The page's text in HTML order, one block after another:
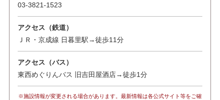
03-3821-1523
アクセス（鉄道）
ＪＲ・京成線 日暮里駅→徒歩11分
アクセス（バス）
東西めぐりんバス 旧吉田屋酒店→徒歩1分
※施設情報が変更される場合があります。最新情報は各公式サイト等をご確